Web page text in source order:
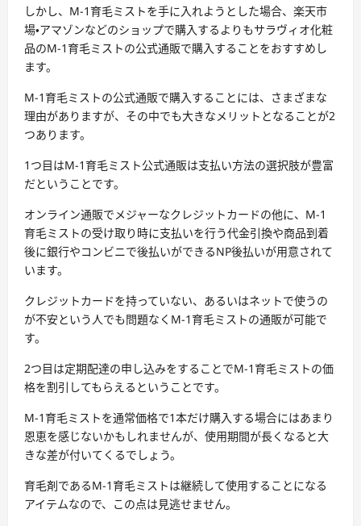
しかし、M-1育毛ミストを手に入れようとした場合、楽天市
場・アマゾンなどのショップで購入するよりもサラヴィオ化粧
品のM-1育毛ミストの公式通販で購入することをおすすめし
ます。
M-1育毛ミストの公式通販で購入することには、さまざまな
理由がありますが、その中でも大きなメリットとなることが2
つあります。
1つ目はM-1育毛ミスト公式通販は支払い方法の選択肢が豊富
だということです。
オンライン通販でメジャーなクレジットカードの他に、M-1
育毛ミストの受け取り時に支払いを行う代金引換や商品到着
後に銀行やコンビニで後払いができるNP後払いが用意されて
います。
クレジットカードを持っていない、あるいはネットで使うの
が不安という人でも問題なくM-1育毛ミストの通販が可能で
す。
2つ目は定期配達の申し込みをすることでM-1育毛ミストの価
格を割引してもらえるということです。
M-1育毛ミストを通常価格で1本だけ購入する場合にはあまり
恩恵を感じないかもしれませんが、使用期間が長くなると大
きな差が付いてくるでしょう。
育毛剤であるM-1育毛ミストは継続して使用することになる
アイテムなので、この点は見逃せません。